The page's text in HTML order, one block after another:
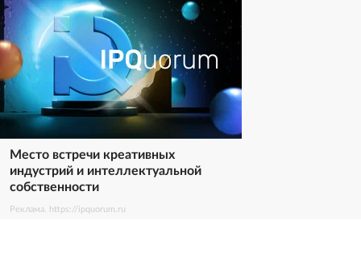
Место встречи креативных
индустрий и интеллектуальной
собственности
Реклама. https://ipquorum.ru